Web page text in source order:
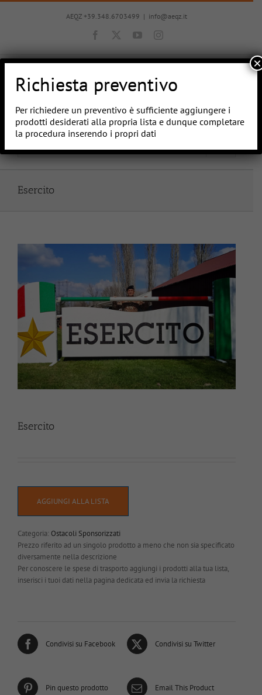
Salta
AEQZ +39.348.6703499 | info@aeqz.it
Facebook YouTubeInstagram
Vai a...
Esercito
Esercito
AGGIUNGI ALLA LISTA
Categoria: Ostacoli Sponsorizzati
Prezzo riferito ad un singolo prodotto a meno che non sia specificato
diversamente nella descrizione
Per conoscere le spese di trasporto aggiungi i prodotti alla tua lista,
inserisci i tuoi dati nella pagina dedicata ed invia la richiesta
Condivisi su Facebook Condivisi su Twitter
Pin questo prodotto Email This Product
Richiesta preventivo
Per richiedere un preventivo è sufficiente aggiungere i
prodotti desiderati alla propria lista e dunque completare
la procedura inserendo i propri dati
×